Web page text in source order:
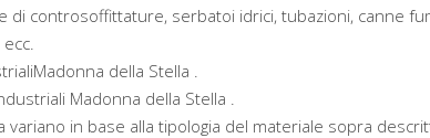
controsoffittature, serbatoi idrici, tubazioni, canne
della Stella .
Madonna della Stella .
variano in base alla tipologia del materiale sopra